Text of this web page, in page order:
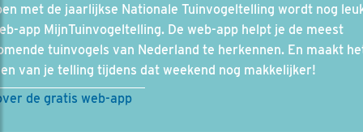
met de jaarlijkse Nationale Tuinvogeltelling wordt nog
app MijnTuinvogeltelling. De web-app helpt je de meest
tuinvogels van Nederland te herkennen. En maakt
van je telling tijdens dat weekend nog makkelijker!
de gratis web-app